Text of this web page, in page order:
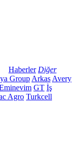
Haberler Diğer
Group Arkas Avery
GT İş
Agro Turkcell